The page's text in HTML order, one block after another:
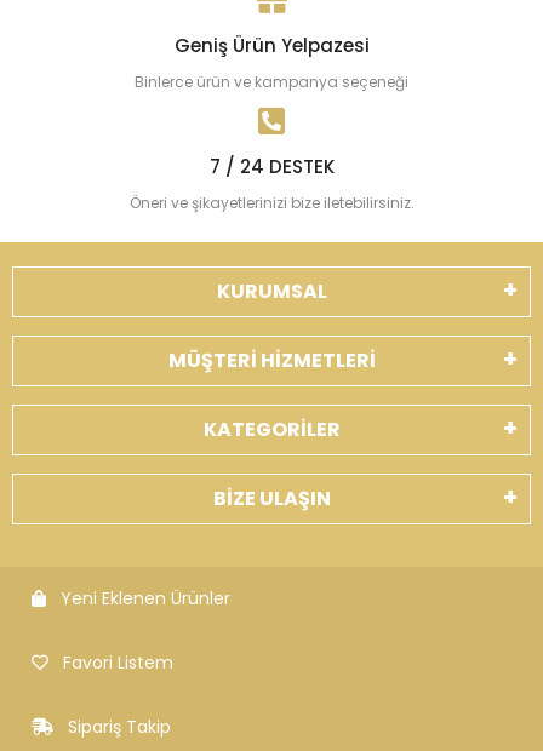
Geniş Ürün Yelpazesi
Binlerce ürün ve kampanya seçeneği
7 / 24 DESTEK
Öneri ve şikayetlerinizi bize iletebilirsiniz.
KURUMSAL
MÜŞTERİ HİZMETLERİ
KATEGORİLER
BİZE ULAŞIN
Yeni Eklenen Ürünler
Favori Listem
Sipariş Takip